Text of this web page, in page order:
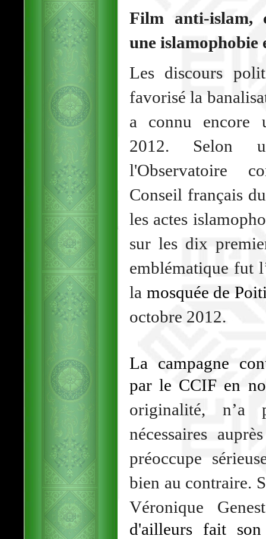
Film anti-islam,
une islamophobie
Les discours
favorisé la
a connu encore
2012. Selon
l'Observatoire
Conseil français
les actes
sur les dix
emblématique fut
la mosquée de
octobre 2012.
La campagne
par le CCIF en
originalité, n’a
nécessaires
préoccupe
bien au contraire.
Véronique
d'ailleurs fait son